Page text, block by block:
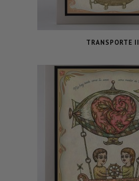
TRANSPORTE II